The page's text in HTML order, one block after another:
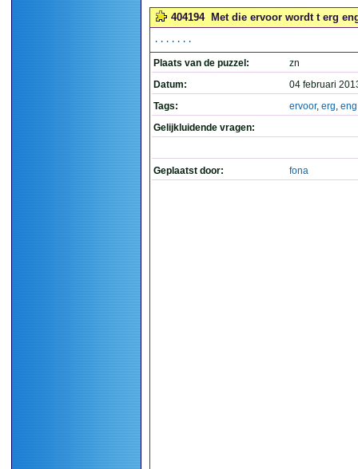
404194 Met die ervoor wordt t erg
.......
Plaats van de puzzel:
zn
Datum:
04 februari
Tags:
ervoor, erg, eng
Gelijkluidende vragen:
Geplaatst door: fona